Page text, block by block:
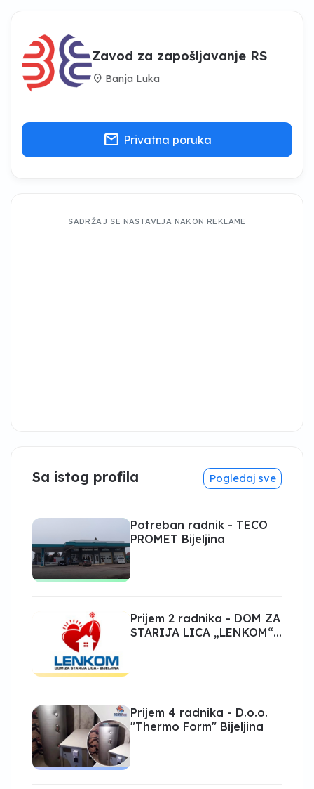
Zavod za zapošljavanje RS
location_on Banja Luka
mail Privatna poruka
SADRŽAJ SE NASTAVLJA NAKON REKLAME
Sa istog profila Pogledaj sve
Potreban radnik - TECO
PROMET Bijeljina
Prijem 2 radnika - DOM ZA
STARIJA LICA „LENKOM“
Prijem 4 radnika - D.o.o.
"Thermo Form" Bijeljina